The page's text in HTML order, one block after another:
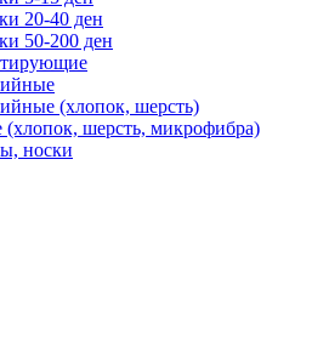
20-40 ден
50-200 ден
(хлопок, шерсть)
(хлопок, шерсть, микрофибра)
носки